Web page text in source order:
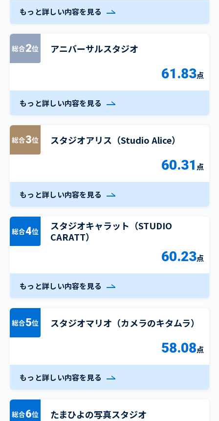
もっと詳しい内容を見る
総合2位 アニバーサルスタジオ
61.83点
もっと詳しい内容を見る
総合3位 スタジオアリス（Studio Alice）
60.31 点
もっと詳しい内容を見る
総合4位
スタジオキャラット（STUDIO
CARATT）
60.23点
もっと詳しい内容を見る
総合5位 スタジオマリオ（カメラのキタムラ）
58.08点
もっと詳しい内容を見る
総合6位 たまひよの写真スタジオ